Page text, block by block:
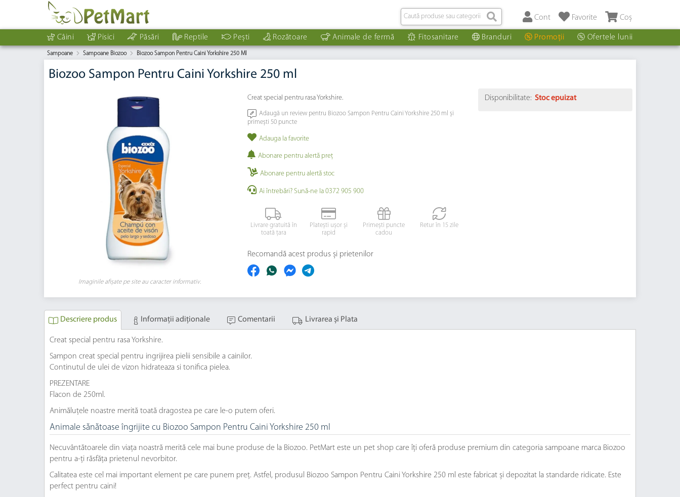
Coș
Favorite
Cont
Câini Pisici Păsări Reptile Pești Rozătoare Animale de fermă Fitosanitare Branduri Promoții Ofertele lunii
Sampoane Sampoane Biozoo Biozoo Sampon Pentru Caini Yorkshire 250 Ml
Biozoo Sampon Pentru Caini Yorkshire 250 ml
Imaginile afișate pe site au caracter informativ.
Disponibilitate: Stoc epuizat
Creat special pentru rasa Yorkshire.
Adaugă un review pentru Biozoo Sampon Pentru Caini Yorkshire 250 ml și
primești 50 puncte
Adauga la favorite
Abonare pentru alertă preţ
Abonare pentru alertă stoc
Ai întrebări? Sună-ne la 0372 905 900
Livrare gratuită în
toată țara
Platești ușor și
rapid
Primești puncte
cadou
Retur în 15 zile
Recomandă acest produs și prietenilor
Descriere produs Informaţii adiţionale Comentarii Livrarea și Plata
Creat special pentru rasa Yorkshire.
Sampon creat special pentru ingrijirea pielii sensibile a cainilor.
Continutul de ulei de vizon hidrateaza si tonifica pielea.
PREZENTARE
Flacon de 250ml.
Animăluțele noastre merită toată dragostea pe care le-o putem oferi.
Animale sănătoase îngrijite cu Biozoo Sampon Pentru Caini Yorkshire 250 ml
Necuvântătoarele din viața noastră merită cele mai bune produse de la Biozoo. PetMart este un pet shop care îți oferă produse premium din categoria sampoane marca Biozoo
pentru a-ți răsfăța prietenul nevorbitor.
Calitatea este cel mai important element pe care punem preț. Astfel, produsul Biozoo Sampon Pentru Caini Yorkshire 250 ml este fabricat și depozitat la standarde ridicate. Este
perfect pentru caini!